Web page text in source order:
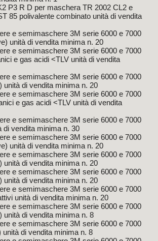
P3 R D per maschera TR 2002 CL2 e
85 polivalente combinato unità di vendita
e semimaschere 3M serie 6000 e 7000
unità di vendita minima n. 20
e semimaschere 3M serie 6000 e 7000
e gas acidi <TLV unità di vendita
e semimaschere 3M serie 6000 e 7000
unità di vendita minima n. 20
e semimaschere 3M serie 6000 e 7000
e gas acidi <TLV unità di vendita
e semimaschere 3M serie 6000 e 7000
di vendita minima n. 30
e semimaschere 3M serie 6000 e 7000
unità di vendita minima n. 20
e semimaschere 3M serie 6000 e 7000
unità di vendita minima n. 20
e semimaschere 3M serie 6000 e 7000
unità di vendita minima n. 20
e semimaschere 3M serie 6000 e 7000
unità di vendita minima n. 20
e semimaschere 3M serie 6000 e 7000
unità di vendita minima n. 8
e semimaschere 3M serie 6000 e 7000
unità di vendita minima n. 8